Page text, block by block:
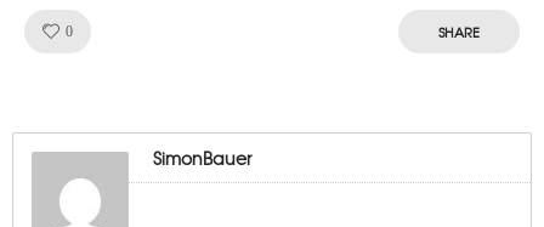
0 SHARE
SimonBauer